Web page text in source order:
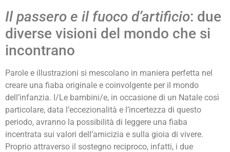
Il passero e il fuoco d’artificio: due
diverse visioni del mondo che si
incontrano
Parole e illustrazioni si mescolano in maniera perfetta nel
creare una fiaba originale e coinvolgente per il mondo
dell’infanzia. I/Le bambini/e, in occasione di un Natale così
particolare, data l’eccezionalità e l’incertezza di questo
periodo, avranno la possibilità di leggere una fiaba
incentrata sui valori dell’amicizia e sulla gioia di vivere.
Proprio attraverso il sostegno reciproco, infatti, i due